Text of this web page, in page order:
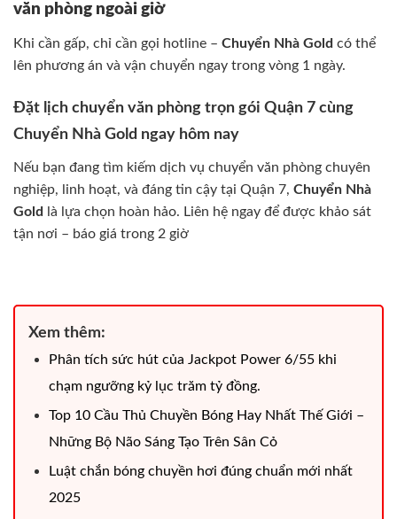
văn phòng ngoài giờ
Khi cần gấp, chỉ cần gọi hotline – Chuyển Nhà Gold có thể
lên phương án và vận chuyển ngay trong vòng 1 ngày.
Đặt lịch chuyển văn phòng trọn gói Quận 7 cùng
Chuyển Nhà Gold ngay hôm nay
Nếu bạn đang tìm kiếm dịch vụ chuyển văn phòng chuyên
nghiệp, linh hoạt, và đáng tin cậy tại Quận 7, Chuyển Nhà
Gold
là lựa chọn hoàn hảo. Liên hệ ngay để được khảo sát
tận nơi – báo giá trong 2 giờ
Xem thêm:
Phân tích sức hút của Jackpot Power 6/55 khi
chạm ngưỡng kỷ lục trăm tỷ đồng.
Top 10 Cầu Thủ Chuyền Bóng Hay Nhất Thế Giới –
Những Bộ Não Sáng Tạo Trên Sân Cỏ
Luật chắn bóng chuyền hơi đúng chuẩn mới nhất
2025